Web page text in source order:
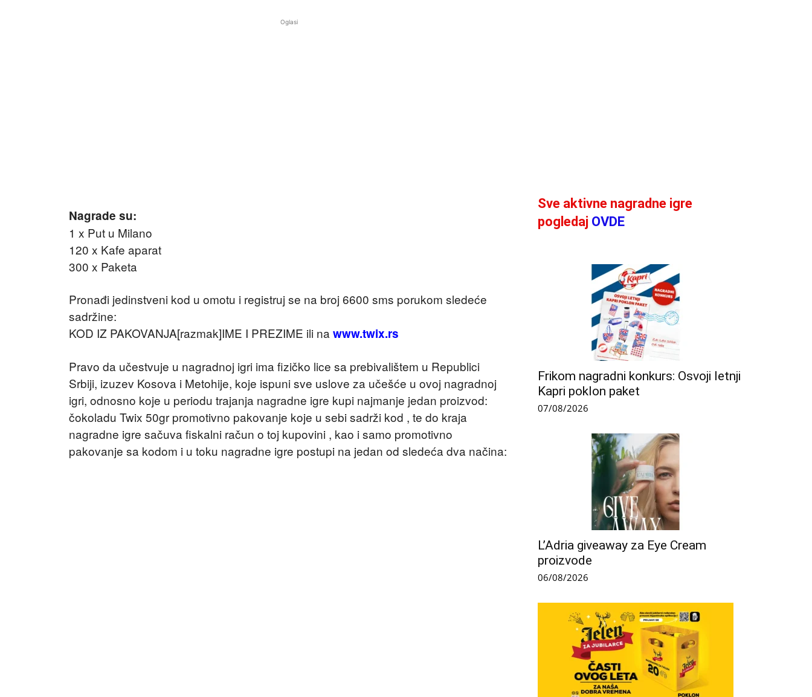
Oglasi
Nagrade su:
1 x Put u Milano
120 x Kafe aparat
300 x Paketa
Pronađi jedinstveni kod u omotu i registruj se na broj 6600 sms porukom sledeće
sadržine:
KOD IZ PAKOVANJA[razmak]IME I PREZIME ili na www.twix.rs
Pravo da učestvuje u nagradnoj igri ima fizičko lice sa prebivalištem u Republici
Srbiji, izuzev Kosova i Metohije, koje ispuni sve uslove za učešće u ovoj nagradnoj
igri, odnosno koje u periodu trajanja nagradne igre kupi najmanje jedan proizvod:
čokoladu Twix 50gr promotivno pakovanje koje u sebi sadrži kod , te do kraja
nagradne igre sačuva fiskalni račun o toj kupovini , kao i samo promotivno
pakovanje sa kodom i u toku nagradne igre postupi na jedan od sledeća dva načina:
Sve aktivne nagradne igre
pogledaj OVDE
Frikom nagradni konkurs: Osvoji letnji
Kapri poklon paket
07/08/2026
L’Adria giveaway za Eye Cream
proizvode
06/08/2026